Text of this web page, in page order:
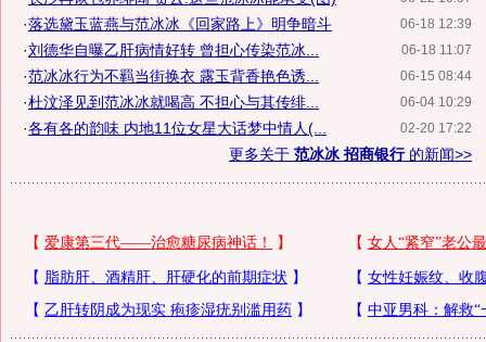
06-18 12:39
·落选黛玉蓝燕与范冰冰《回家路上》明争暗斗
06-18 11:07
·刘德华自曝乙肝病情好转 曾担心传染范冰...
06-15 08:44
·范冰冰行为不羁当街换衣 露玉背香艳色诱...
06-04 10:29
·杜汶泽见到范冰冰就喝高 不担心与其传绯...
02-20 17:22
·各有各的韵味 内地11位女星大话梦中情人(...
更多关于 范冰冰 招商银行的新闻>>